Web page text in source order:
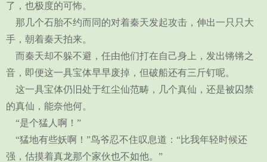
了，也极度的可怖。
那几个石胎不约而同的对着秦天发起攻击，伸出一只只大
手，朝着秦天拍来。
而秦天却不躲不避，任由他们打在自己身上，发出锵锵之
音，即便这一具宝体早早废掉，但破船还有三斤钉呢。
这一具宝体仍旧处于红尘仙范畴，几个真仙，还是被囚禁
的真仙，能奈他何。
“是个猛人啊！”
“猛地有些妖啊！”鸟爷忍不住叹息道：“比我年轻时候还
强，估摸着真龙那个家伙也不如他。”